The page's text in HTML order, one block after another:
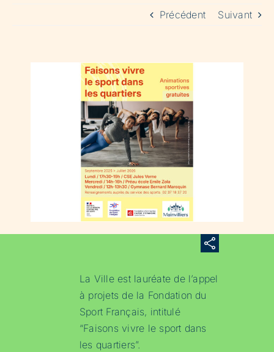
Précédent Suivant
La Ville est lauréate de l’appel
à projets de la Fondation du
Sport Français, intitulé
“Faisons vivre le sport dans
les quartiers”.